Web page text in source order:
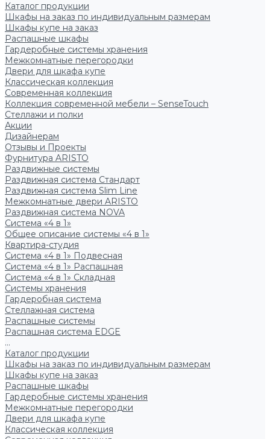
Каталог продукции
Шкафы на заказ по индивидуальным размерам
Шкафы купе на заказ
Распашные шкафы
Гардеробные системы хранения
Межкомнатные перегородки
Двери для шкафа купе
Классическая коллекция
Современная коллекция
Коллекция современной мебели – SenseTouch
Стеллажи и полки
Акции
Дизайнерам
Отзывы и Проекты
Фурнитура ARISTO
Раздвижные системы
Раздвижная система Стандарт
Раздвижная система Slim Line
Межкомнатные двери ARISTO
Раздвижная система NOVA
Система «4 в 1»
Общее описание системы «4 в 1»
Квартира-студия
Система «4 в 1» Подвесная
Система «4 в 1» Распашная
Система «4 в 1» Складная
Системы хранения
Гардеробная система
Стеллажная система
Распашные системы
Распашная система EDGE
...
Каталог продукции
Шкафы на заказ по индивидуальным размерам
Шкафы купе на заказ
Распашные шкафы
Гардеробные системы хранения
Межкомнатные перегородки
Двери для шкафа купе
Классическая коллекция